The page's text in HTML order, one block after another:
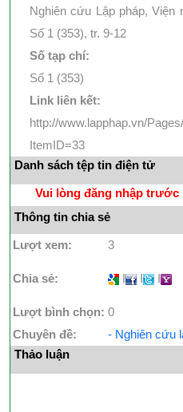
Nghiên cứu Lập pháp, Viện
Số 1 (353), tr. 9-12
Số tạp chí:
Số 1 (353)
Link liên kết:
http://www.lapphap.vn/
ItemID=33
Danh sách tệp tin điện tử
Vui lòng đăng nhập trước
Thông tin chia sẻ
Lượt xem: 3
Chia sẻ: I I I
Lượt bình chọn: 0
Chuyên đề:
- Nghiên cứu
Thảo luận